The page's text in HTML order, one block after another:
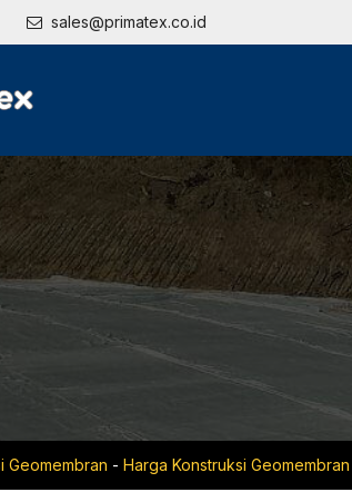
sales@primatex.co.id
Geomembran - Harga Konstruksi Geomembran